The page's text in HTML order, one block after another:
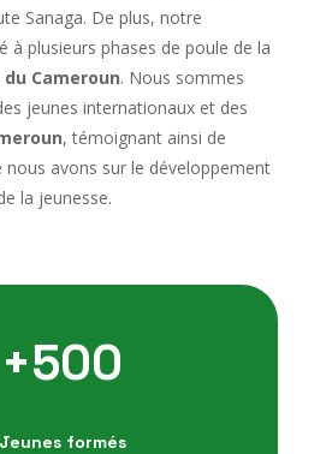
Sanaga. De plus, notre
à plusieurs phases de poule de la
du Cameroun. Nous sommes
jeunes internationaux et des
, témoignant ainsi de
nous avons sur le développement
la jeunesse.
+500
Jeunes formés